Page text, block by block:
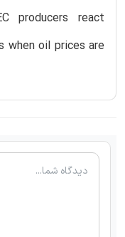
producers react
when oil prices are